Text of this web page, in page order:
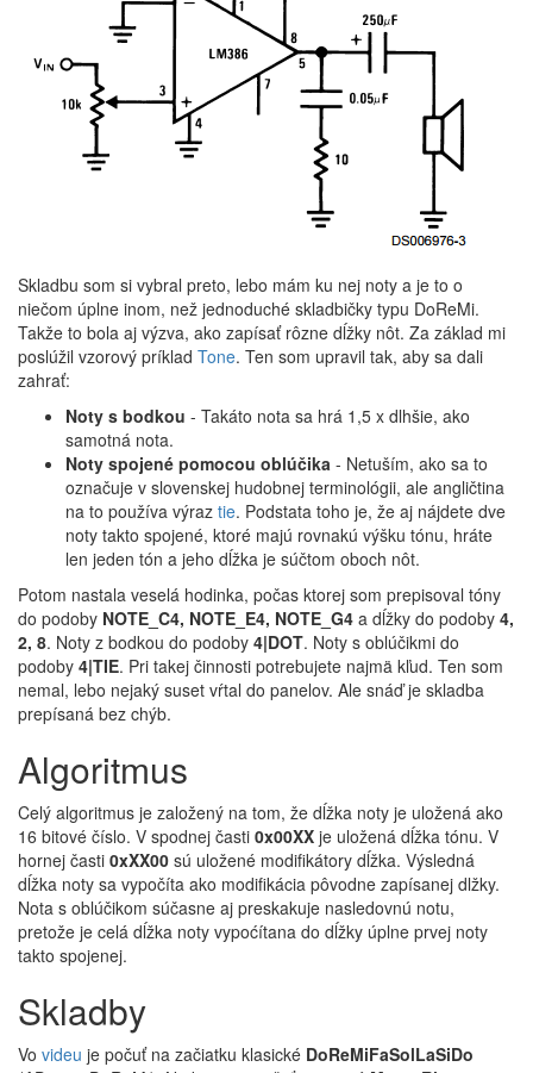
Skladbu som si vybral preto, lebo mám ku nej noty a je to o
niečom úplne inom, než jednoduché skladbičky typu DoReMi.
Takže to bola aj výzva, ako zapísať rôzne dĺžky nôt. Za základ mi
poslúžil vzorový príklad Tone. Ten som upravil tak, aby sa dali
zahrať:
Noty s bodkou - Takáto nota sa hrá 1,5 x dlhšie, ako
samotná nota.
Noty spojené pomocou oblúčika - Netuším, ako sa to
označuje v slovenskej hudobnej terminológii, ale angličtina
na to používa výraz tie. Podstata toho je, že aj nájdete dve
noty takto spojené, ktoré majú rovnakú výšku tónu, hráte
len jeden tón a jeho dĺžka je súčtom oboch nôt.
Potom nastala veselá hodinka, počas ktorej som prepisoval tóny
do podoby NOTE_C4, NOTE_E4, NOTE_G4 a dĺžky do podoby 4,
2, 8. Noty z bodkou do podoby 4|DOT. Noty s oblúčikmi do
podoby 4|TIE. Pri takej činnosti potrebujete najmä kľud. Ten som
nemal, lebo nejaký suset vŕtal do panelov. Ale snáď je skladba
prepísaná bez chýb.
Algoritmus
Celý algoritmus je založený na tom, že dĺžka noty je uložená ako
16 bitové číslo. V spodnej časti 0x00XX je uložená dĺžka tónu. V
hornej časti 0xXX00 sú uložené modifikátory dĺžka. Výsledná
dĺžka noty sa vypočíta ako modifikácia pôvodne zapísanej dlžky.
Nota s oblúčikom súčasne aj preskakuje nasledovnú notu,
pretože je celá dĺžka noty vypoćítana do dĺžky úplne prvej noty
takto spojenej.
Skladby
Vo videu je počuť na začiatku klasické DoReMiFaSolLaSiDo